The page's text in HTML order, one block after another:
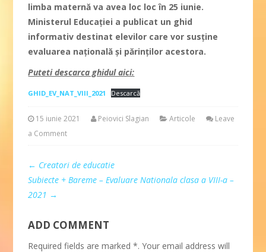
limba maternă va avea loc loc în 25 iunie.
Ministerul Educaţiei a publicat un ghid
informativ destinat elevilor care vor susţine
evaluarea naţională și părinţilor acestora.
Puteti descarca ghidul aici:
GHID_EV_NAT_VIII_2021 Descarcă
15 iunie 2021 Peiovici Slagian Articole
Leave
a Comment
← Creatori de educatie
Subiecte + Bareme – Evaluare Nationala clasa a VIII-a –
2021 →
ADD COMMENT
Required fields are marked *. Your email address will